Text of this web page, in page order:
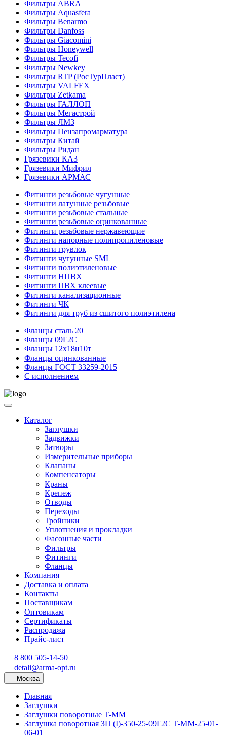
Фильтры ABRA
Фильтры Aquasfera
Фильтры Benarmo
Фильтры Danfoss
Фильтры Giacomini
Фильтры Honeywell
Фильтры Tecofi
Фильтры Newkey
Фильтры RTP (РосТурПласт)
Фильтры VALFEX
Фильтры Zetkama
Фильтры ГАЛЛОП
Фильтры Мегастрой
Фильтры ЛМЗ
Фильтры Пензапромарматура
Фильтры Китай
Фильтры Ридан
Грязевики КАЗ
Грязевики Мифрил
Грязевики АРМАС
Фитинги резьбовые чугунные
Фитинги латунные резьбовые
Фитинги резьбовые стальные
Фитинги резьбовые оцинкованные
Фитинги резьбовые нержавеющие
Фитинги напорные полипропиленовые
Фитинги грувлок
Фитинги чугунные SML
Фитинги полиэтиленовые
Фитинги НПВХ
Фитинги ПВХ клеевые
Фитинги канализационные
Фитинги ЧК
Фитинги для труб из сшитого полиэтилена
Фланцы сталь 20
Фланцы 09Г2С
Фланцы 12х18н10т
Фланцы оцинкованные
Фланцы ГОСТ 33259-2015
С исполнением
Каталог
Заглушки
Задвижки
Затворы
Измерительные приборы
Клапаны
Компенсаторы
Краны
Крепеж
Отводы
Переходы
Тройники
Уплотнения и прокладки
Фасонные части
Фильтры
Фитинги
Фланцы
Компания
Доставка и оплата
Контакты
Поставщикам
Оптовикам
Сертификаты
Распродажа
Прайс-лист
8 800 505-14-50
detali@arma-opt.ru
Москва
Главная
Заглушки
Заглушки поворотные Т-ММ
Заглушка поворотная ЗП (I)-350-25-09Г2С Т-ММ-25-01-
06-01